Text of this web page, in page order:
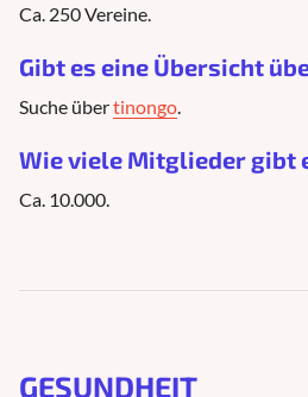
Ca. 250 Vereine.
Gibt es eine Übersicht
Suche übertinongo
Wie viele Mitglieder gibt
Ca. 10.000.
GESUNDHEIT